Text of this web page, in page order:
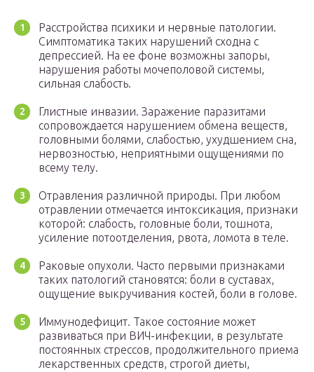
Расстройства психики и нервные патологии.
Симптоматика таких нарушений сходна с
депрессией. На ее фоне возможны запоры,
нарушения работы мочеполовой системы,
сильная слабость.
Глистные инвазии. Заражение паразитами
сопровождается нарушением обмена веществ,
головными болями, слабостью, ухудшением сна,
нервозностью, неприятными ощущениями по
всему телу.
Отравления различной природы. При любом
отравлении отмечается интоксикация, признаки
которой: слабость, головные боли, тошнота,
усиление потоотделения, рвота, ломота в теле.
Раковые опухоли. Часто первыми признаками
таких патологий становятся: боли в суставах,
ощущение выкручивания костей, боли в голове.
Иммунодефицит. Такое состояние может
развиваться при ВИЧ-инфекции, в результате
постоянных стрессов, продолжительного приема
лекарственных средств, строгой диеты,